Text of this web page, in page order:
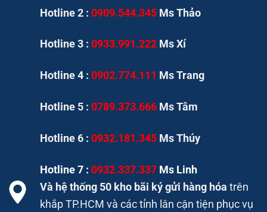
Hotline 2 :0909.544.345 Ms Thảo
Hotline 3 :0933.991.222 Ms Xí
Hotline 4 :0902.774.111 Ms Trang
Hotline 5 :0789.373.666 Ms Tâm
Hotline 6 :0932.181.345 Ms Thúy
Hotline 7 : 0932.337.337 Ms Linh
Và hệ thống 50 kho bãi ký gửi hàng hóa trên
khắp TP.HCM và các tỉnh lân cận tiện phục vụ